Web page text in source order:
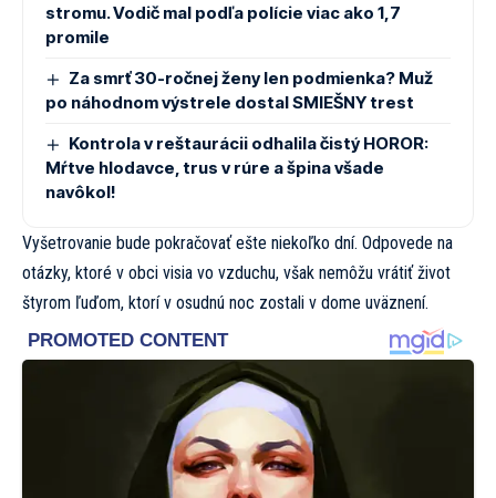
stromu. Vodič mal podľa polície viac ako 1,7
promile
Za smrť 30-ročnej ženy len podmienka? Muž
po náhodnom výstrele dostal SMIEŠNY trest
Kontrola v reštaurácii odhalila čistý HOROR:
Mŕtve hlodavce, trus v rúre a špina všade
navôkol!
Vyšetrovanie bude pokračovať ešte niekoľko dní. Odpovede na
otázky, ktoré v obci visia vo vzduchu, však nemôžu vrátiť život
štyrom ľuďom, ktorí v osudnú noc zostali v dome uväznení.